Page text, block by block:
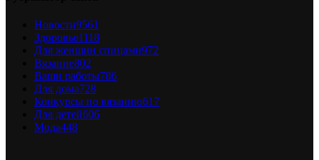
Новости9561
Здоровье1118
Для женщин спицами972
Вязание802
Ваши работы786
Для дома728
Конкурсы по вязанию617
Для детей606
Мода448